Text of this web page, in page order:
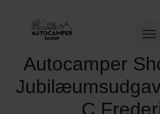
Autocamper
C